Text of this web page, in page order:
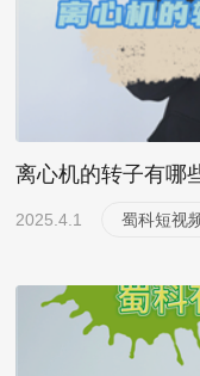
离心机的转子有哪
2025.4.1 蜀科短视